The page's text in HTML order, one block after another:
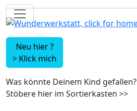
Neu hier ?
> Klick mich
Was könnte Deinem Kind gefallen?
Stöbere hier im Sortierkasten >>